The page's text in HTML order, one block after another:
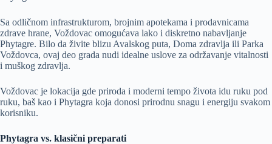
Sa odličnom infrastrukturom, brojnim apotekama i prodavnicama
zdrave hrane, Voždovac omogućava lako i diskretno nabavljanje
Phytagre. Bilo da živite blizu Avalskog puta, Doma zdravlja ili Parka
Voždovca, ovaj deo grada nudi idealne uslove za održavanje vitalnosti
i muškog zdravlja.
Voždovac je lokacija gde priroda i moderni tempo života idu ruku pod
ruku, baš kao i Phytagra koja donosi prirodnu snagu i energiju svakom
korisniku.
Phytagra vs. klasični preparati